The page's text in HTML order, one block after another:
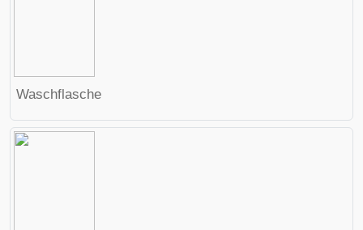
Waschflasche